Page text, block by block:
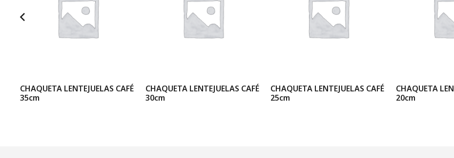
CHAQUETA LENTEJUELAS CAFÉ
35cm
CHAQUETA LENTEJUELAS CAFÉ
30cm
CHAQUETA LENTEJUELAS CAFÉ
25cm
CHAQUETA
20cm